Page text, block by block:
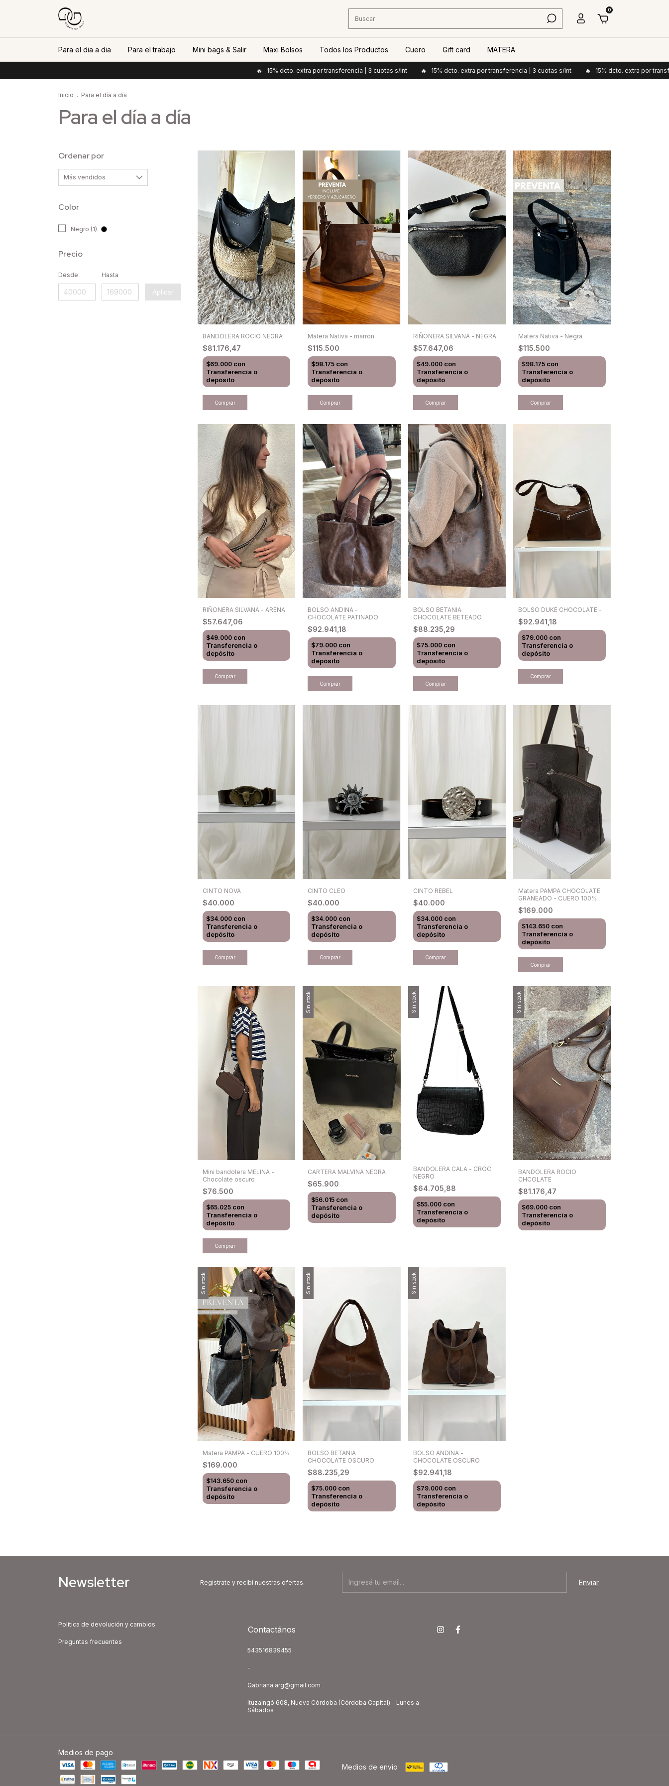
0
Para el dia a dia Para el trabajo Mini bags & Salir Maxi Bolsos Todos los Productos Cuero Gift card MATERA
🔥- 15% dcto. extra por transferencia | 3 cuotas s/int 🔥- 15% dcto. extra por transferencia | 3 cuotas s/int 🔥- 15% dcto. extra por transferencia | 3
Inicio . Para el día a día
Para el día a día
Ordenar por
Color
Negro (1)
Precio
Desde Hasta
Aplicar
BANDOLERA ROCIO NEGRA
$81.176,47
$69.000 con
Transferencia o
depósito
Matera Nativa - marron
$115.500
$98.175 con
Transferencia o
depósito
RIÑONERA SILVANA - NEGRA
$57.647,06
$49.000 con
Transferencia o
depósito
Matera Nativa - Negra
$115.500
$98.175 con
Transferencia o
depósito
RIÑONERA SILVANA - ARENA
$57.647,06
$49.000 con
Transferencia o
depósito
BOLSO ANDINA -
CHOCOLATE PATINADO
$92.941,18
$79.000 con
Transferencia o
depósito
BOLSO BETANIA
CHOCOLATE BETEADO
$88.235,29
$75.000 con
Transferencia o
depósito
BOLSO DUKE CHOCOLATE -
$92.941,18
$79.000 con
Transferencia o
depósito
CINTO NOVA
$40.000
$34.000 con
Transferencia o
depósito
CINTO CLEO
$40.000
$34.000 con
Transferencia o
depósito
CINTO REBEL
$40.000
$34.000 con
Transferencia o
depósito
Matera PAMPA CHOCOLATE
GRANEADO - CUERO 100%
$169.000
$143.650 con
Transferencia o
depósito
Mini bandolera MELINA -
Chocolate oscuro
$76.500
$65.025 con
Transferencia o
depósito
Sin stock
CARTERA MALVINA NEGRA
$65.900
$56.015 con
Transferencia o
depósito
Sin stock
BANDOLERA CALA - CROC
NEGRO
$64.705,88
$55.000 con
Transferencia o
depósito
Sin stock
BANDOLERA ROCIO
CHCOLATE
$81.176,47
$69.000 con
Transferencia o
depósito
Sin stock
Matera PAMPA - CUERO 100%
$169.000
$143.650 con
Transferencia o
depósito
Sin stock
BOLSO BETANIA
CHOCOLATE OSCURO
$88.235,29
$75.000 con
Transferencia o
depósito
Sin stock
BOLSO ANDINA -
CHOCOLATE OSCURO
$92.941,18
$79.000 con
Transferencia o
depósito
Newsletter Registrate y recibí nuestras ofertas.
Politica de devolución y cambios
Preguntas frecuentes
Contactános
543516839455
-
Gabriana.arg@gmail.com
Ituzaingó 608, Nueva Córdoba (Córdoba Capital) - Lunes a
Sábados
Medios de pago
Medios de envío